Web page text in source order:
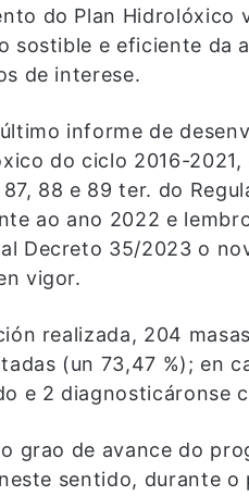
do Plan Hidrolóxico
sostible e eficiente da
de interese.
informe de
do ciclo 2016-
88 e 89 ter. do
ao ano 2022 e
Decreto 35/2023 o
vigor.
realizada, 204
(un 73,47 %); en
e 2 diagnosticáronse
grao de avance do
sentido, durante